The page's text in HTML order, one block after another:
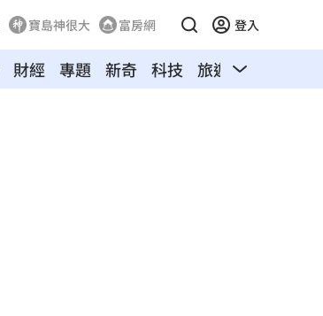
寶島神很大 富房網 登入
財經 專題 新奇 科技 旅遊 汽車